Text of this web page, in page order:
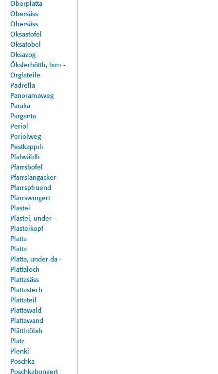
Oberplatta
Obersäss
Obersäss
Oksastofel
Oksatobel
Oksazog
Ökslerhöttli, bim -
Orglateile
Padrella
Panoramaweg
Paraka
Parganta
Periol
Periolweg
Pestkappili
Pfalwäldli
Pfarrsbofel
Pfarrslangacker
Pfarrspfruend
Pfarrswingert
Plastei
Plastei, under -
Plasteikopf
Platta
Platta
Platta, under da -
Plattaloch
Plattasäss
Plattastech
Plattateil
Plattawald
Plattawand
Plättlitöbili
Platz
Plenki
Poschka
Poschkabongert